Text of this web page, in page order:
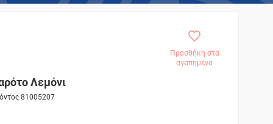
Προσθήκη στα
αγαπημένα
Λεμόνι
81005207